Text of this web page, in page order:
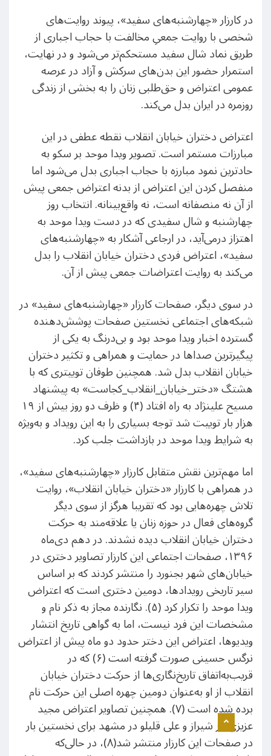
در کارزار «چهارشنبه‌های سفید»، پیوند روایت‌های
شخصی با روایت جمعیِ مخالفت با حجاب اجباری از
طریق نماد شال سفید مستحکم‌تر می‌شود و در نهایت،
استمرار حضور این بدن‌های سرکش و آزاد در عرصه
عمومی اعتراض و حق‌طلبی زنان را به بخشی از زندگی
روزمره در ایران بدل می‌کند.
اعتراض دختران خیابان انقلاب نقطه عطفی در این
مبارزات مستمر است. تصویر ویدا موحد بر سکو به
حادترین نمود مبارزه با حجاب اجباری بدل می‌شود اما
منفصل کردن این اعتراض از بدنه اعتراض جمعی پیش
از آن نه منصفانه است، نه واقع‌بینانه. انتخاب روز
چهارشنبه و شال سفیدی که در دست ویدا موحد به
اهتزاز در‌می‌آید، در ارجاعی آشکار به «چهارشنبه‌های
سفید»، اعتراض فردی دختران خیابان انقلاب را بدل
می‌کند به روایت اعتراضات جمعی پیش از آن.
در سوی دیگر، صفحات کارزار «چهارشنبه‌های سفید» در
شبکه‌های اجتماعی نخستین صفحات پوشش‌دهنده
گسترده اخبار ویدا موحد بود و بی‌درنگ به یکی از
پیگیرترین صداها در حمایت و همراهی و تکثیر دختران
خیابان انقلاب بدل شد. همچنین طوفان توییتری که با
هشتگ «دختر_خیابان_انقلاب_کجاست» به پیشنهاد
مسیح علینژاد به راه افتاد (۴) و ظرف دو روز بیش از ۱۹
هزار بار توییت شد توجه بسیاری را به این رویداد و به‌ویژه
به شرایط ویدا موحد در بازداشت جلب کرد.
اما مهم‌ترین نقش متقابل کارزار «چهارشنبه‌های سفید»،
در همراهی با کارزار «دختران خیابان انقلاب»، روایت
تلاش چهره‌هایی بود که تقریبا هرگز از سوی دیگر
گروه‌های فعال در حوزه زنان یا علاقه‌مند به حرکت
دختران خیابان انقلاب دیده نشدند. در دهم دی‌ماه
۱۳۹۶، صفحات اجتماعی این کارزار تصاویر دختری در
خیابان‌های شهر بجنورد را منتشر کردند که بر اساس
سیر تاریخی رویدادها، دومین دختری است که اعتراض
ویدا موحد را تکرار کرد (۵). نگارنده مجاز به ذکر نام و
مشخصات این فرد نیست، اما به گواهی تاریخ انتشار
ویدیوها، اعتراض این دختر حدود دو ماه پیش از اعتراض
نرگس حسینی صورت گرفته است (۶) که در
قریب‌به‌اتفاق تاریخ‌نگاری‌ها از حرکت دختران خیابان
انقلاب از او به‌عنوان دومین چهره اصلی این حرکت نام
برده شده است (۷). همچنین تصاویر اعتراض مجید
عزیزی در شیراز و علی قلیلو در مشهد برای نخستین بار
در صفحات این کارزار منتشر شد(۸)، در حالی‌که